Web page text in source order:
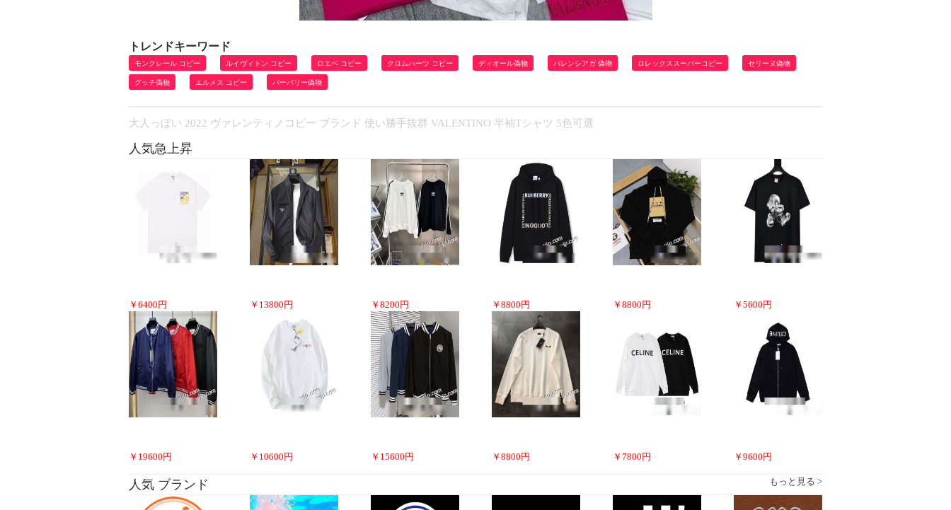
トレンドキーワード
モンクレール コピー ルイヴィトン コピー ロエベ コピー クロムハーツ コピー ディオール偽物 バレンシアガ 偽物 ロレックススーパーコピー セリーヌ偽物
グッチ偽物 エルメス コピー バーバリー偽物
大人っぼい 2022 ヴァレンティノコピー ブランド 使い勝手抜群 VALENTINO 半袖Tシャツ 5色可選
人気急上昇
￥ 6400 円 ￥ 13800 円 ￥ 8200 円 ￥ 8800 円 ￥ 8800 円 ￥ 5600 円
￥ 19600 円 ￥ 10600 円 ￥ 15600 円 ￥ 8800 円 ￥ 7800 円 ￥ 9600 円
人気 ブランド もっと見る >